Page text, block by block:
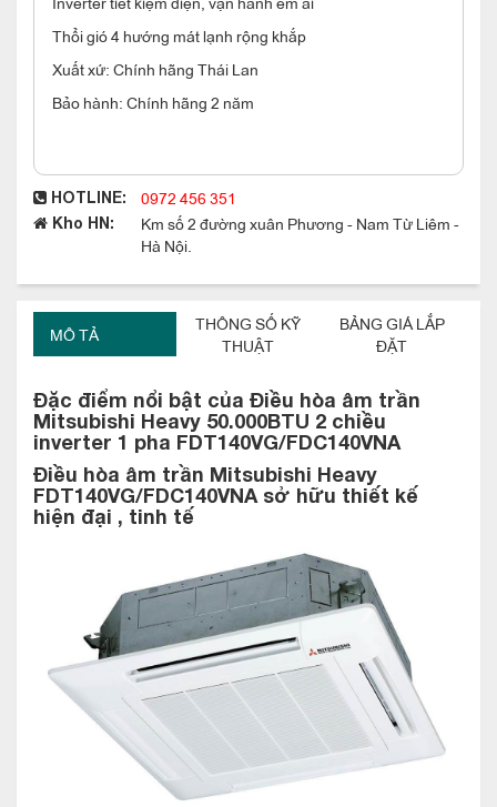
Thổi gió 4 hướng mát lạnh rộng khắp
Xuất xứ: Chính hãng Thái Lan
Bảo hành: Chính hãng 2 năm
HOTLINE: 0972 456 351
Kho HN:
Km số 2 đường xuân Phương - Nam Từ Liêm -
Hà Nội.
MÔ TẢ
THÔNG SỐ KỸ
THUẬT
BẢNG GIÁ LẮP
ĐẶT
Đặc điểm nổi bật của Điều hòa âm trần
Mitsubishi Heavy 50.000BTU 2 chiều
inverter 1 pha FDT140VG/FDC140VNA
Điều hòa âm trần Mitsubishi Heavy
FDT140VG/FDC140VNA sở hữu thiết kế
hiện đại , tinh tế